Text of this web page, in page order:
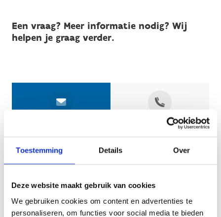
Toestemming Details Over
Deze website maakt gebruik van cookies
We gebruiken cookies om content en advertenties te
personaliseren, om functies voor social media te bieden
Een vraag? Meer informatie nodig? Wij
helpen je graag verder.